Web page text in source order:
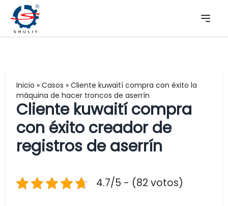
Inicio » Casos » Cliente kuwaití compra con éxito la
máquina de hacer troncos de aserrín
Cliente kuwaití compra
con éxito creador de
registros de aserrín
4.7/5 - (82 votos)